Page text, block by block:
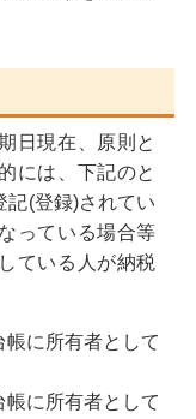
日現在、原則と
には、下記のと
記(登録)されてい
っている場合等
ている人が納税
に所有者として
に所有者として